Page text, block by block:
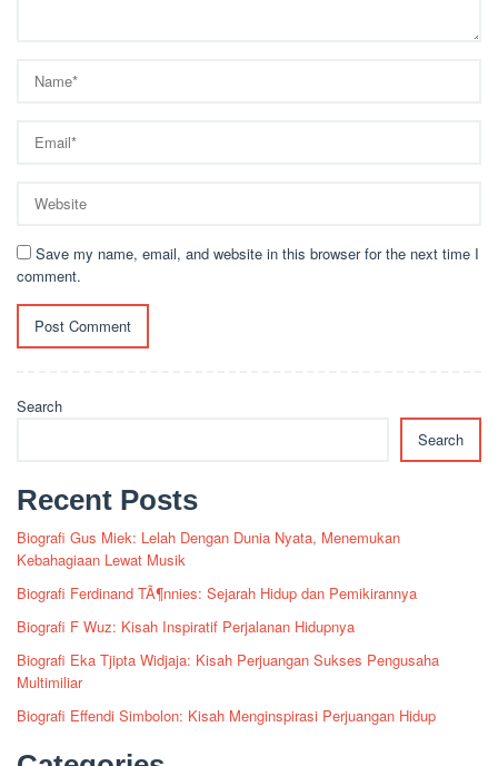
Save my name, email, and website in this browser for the next time I
comment.
Search
Search
Recent Posts
Biografi Gus Miek: Lelah Dengan Dunia Nyata, Menemukan
Kebahagiaan Lewat Musik
Biografi Ferdinand TÃ¶nnies: Sejarah Hidup dan Pemikirannya
Biografi F Wuz: Kisah Inspiratif Perjalanan Hidupnya
Biografi Eka Tjipta Widjaja: Kisah Perjuangan Sukses Pengusaha
Multimiliar
Biografi Effendi Simbolon: Kisah Menginspirasi Perjuangan Hidup